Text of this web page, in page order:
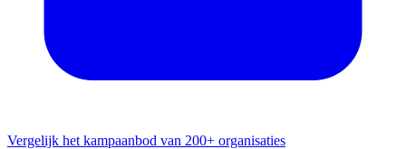
Vergelijk het kampaanbod van 200+ organisaties